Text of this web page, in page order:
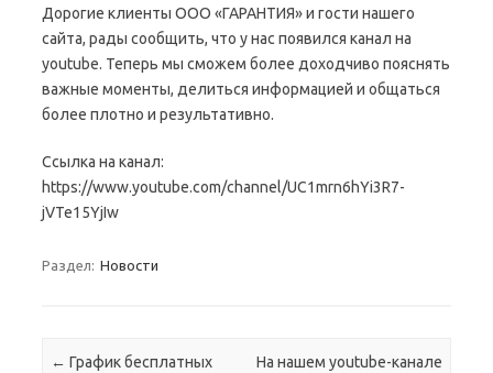
Дорогие клиенты ООО «ГАРАНТИЯ» и гости нашего
сайта, рады сообщить, что у нас появился канал на
youtube. Теперь мы сможем более доходчиво пояснять
важные моменты, делиться информацией и общаться
более плотно и результативно.
Ссылка на канал:
https://www.youtube.com/channel/UC1mrn6hYi3R7-
jVTe15YjIw
Раздел: Новости
Навигация по записям
← График бесплатных
На нашем youtube-канале